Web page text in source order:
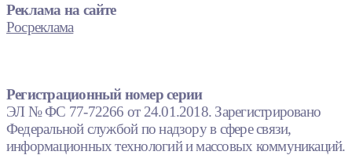
Реклама на сайте
Росреклама
Регистрационный номер серии
ЭЛ № ФС 77-72266 от 24.01.2018. Зарегистрировано
Федеральной службой по надзору в сфере связи,
информационных технологий и массовых коммуникаций.